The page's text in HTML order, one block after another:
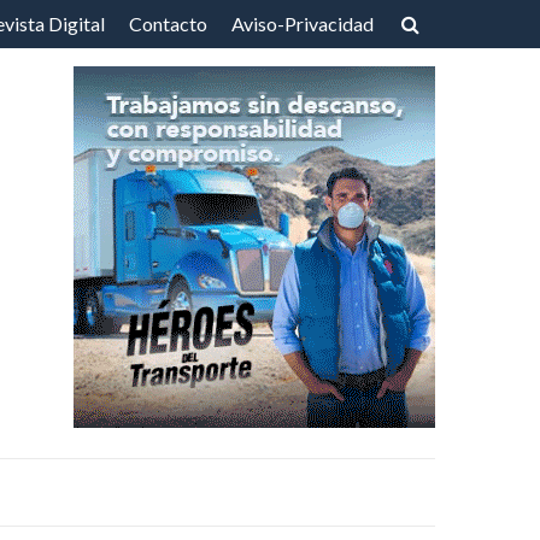
Digital Contacto Aviso-Privacidad